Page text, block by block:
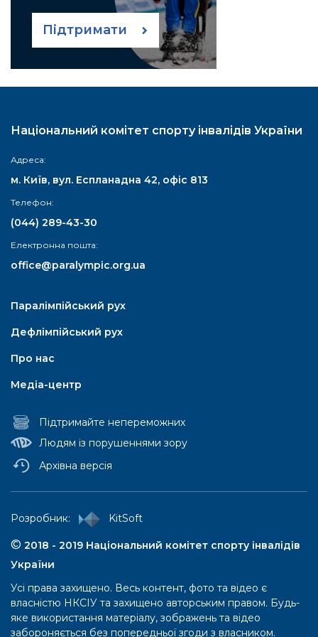
Підтримати
Національний комітет спорту інвалідів України
Адреса:
м. Київ, вул. Еспланадна 42, офіс 813
Телефон:
(044) 289-43-30
Електронна пошта:
office@paralympic.org.ua
Паралімпійський рух
Дефлімпійський рух
Про нас
Медіа-центр
Підтримайте непереможних
Людям із порушеннями зору
Архівна версія
Паралімпійський рух
Паралімпійські літні ігри
Правила та положення
Перелік ігор
© 2018 - 2019 Національний комітет спорту інвалідів
України
Pозробник: KitSoft
Усі права захищено. Весь контент, фото та відео є
власністю НКСІУ та захищено авторським правом. Будь-
яке використання матеріалу, зображень та відео
забороняється без попередньої згоди з власником.